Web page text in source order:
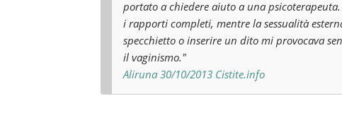
portato a chiedere aiuto a una
i rapporti completi, mentre la sessualità
specchietto o inserire un dito mi provocava
il vaginismo."
Aliruna 30/10/2013 Cistite.info